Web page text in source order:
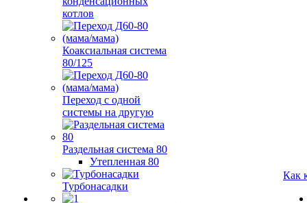
котлов
Коаксиальная система
80/125
Переход с одной
системы на другую
Раздельная система 80
Утепленная 80
Турбонасадки
Как